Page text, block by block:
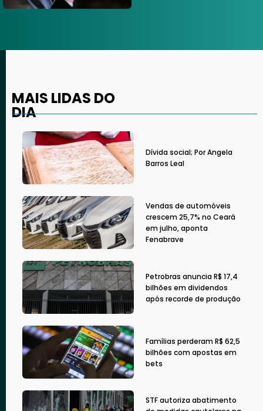
MAIS LIDAS DO
DIA
Dívida social; Por Angela
Barros Leal
Vendas de automóveis
crescem 25,7% no Ceará
em julho, aponta
Fenabrave
Petrobras anuncia R$ 17,4
bilhões em dividendos
após recorde de produção
Famílias perderam R$ 62,5
bilhões com apostas em
bets
STF autoriza abatimento